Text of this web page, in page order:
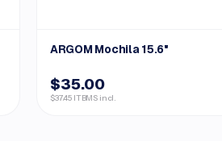
ARGOM Mochila 15.6"
$35.00
$37.45 ITBMS incl.